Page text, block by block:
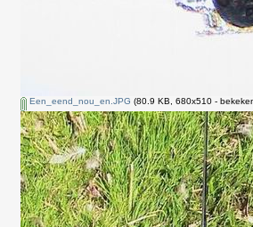
Een_eend_nou_en.JPG (80.9 KB, 680x510 -